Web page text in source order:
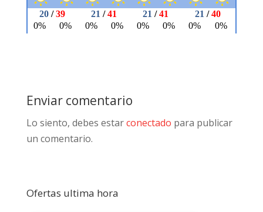
Enviar comentario
Lo siento, debes estarconectado para publicar
un comentario.
Ofertas ultima hora